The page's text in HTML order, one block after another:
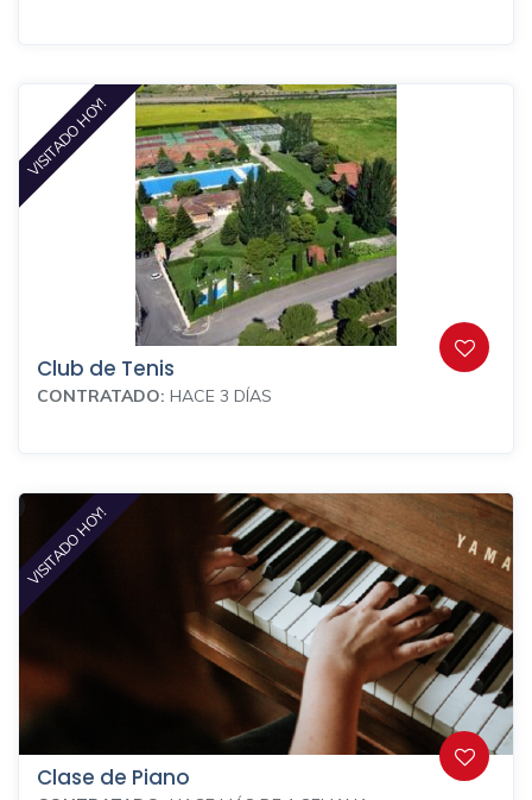
VISITADO HOY!
Club de Tenis
CONTRATADO: HACE 3 DÍAS
VISITADO HOY!
Clase de Piano